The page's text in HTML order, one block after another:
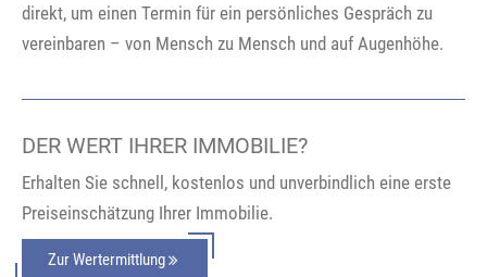
direkt, um einen Termin für ein persönliches Gespräch zu
vereinbaren – von Mensch zu Mensch und auf Augenhöhe.
DER WERT IHRER IMMOBILIE?
Erhalten Sie schnell, kostenlos und unverbindlich eine erste
Preiseinschätzung Ihrer Immobilie.
Zur Wertermittlung